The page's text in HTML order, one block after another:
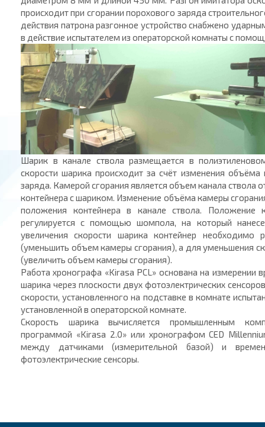
происходит при сгорании порохового заряда
действия патрона разгонное устройство снабжено
в действие испытателем из операторской комнаты с
Шарик в канале ствола размещается в
скорости шарика происходит за счёт изменения
заряда. Камерой сгорания является объем канала ствола
контейнера с шариком. Изменение объёма камеры
положения контейнера в канале ствола. Положение
регулируется с помощью шомпола, на который
увеличения скорости шарика контейнер
(уменьшить объем камеры сгорания), а для уменьшения
(увеличить объем камеры сгорания).
Работа хронографа «Kirasa PCL» основана на измерении
шарика через плоскости двух фотоэлектрических
скорости, установленного на подставке в комнате
установленной в операторской комнате.
Скорость шарика вычисляется промышленным
программой «Kirasa 2.0» или хронографом CED
между датчиками (измерительной базой) и
фотоэлектрические сенсоры.